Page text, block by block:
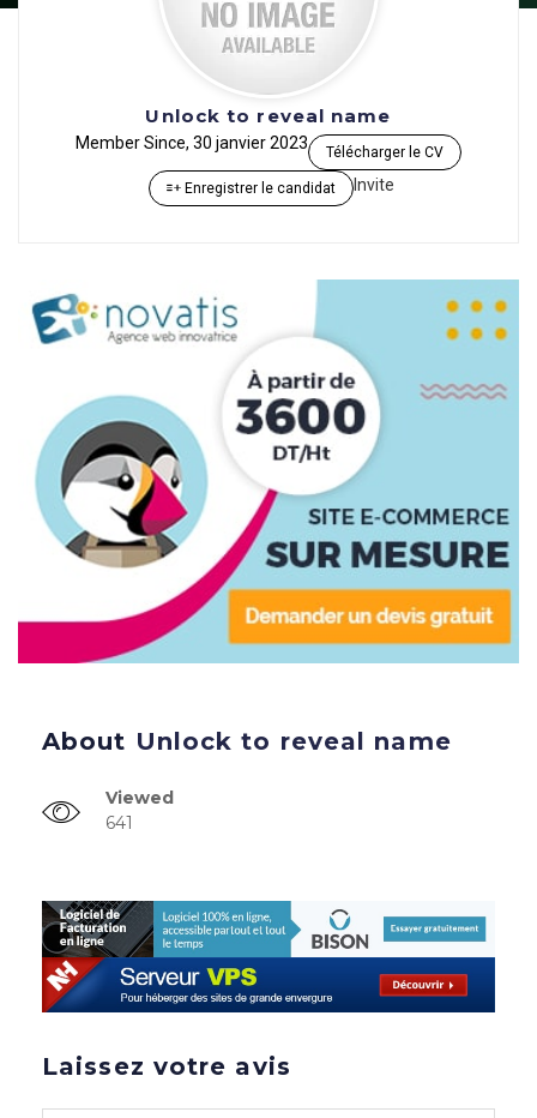
Unlock to reveal name
Member Since, 30 janvier 2023 Télécharger le CV
Enregistrer le candidat Invite
About Unlock to reveal name
Viewed
641
Laissez votre avis